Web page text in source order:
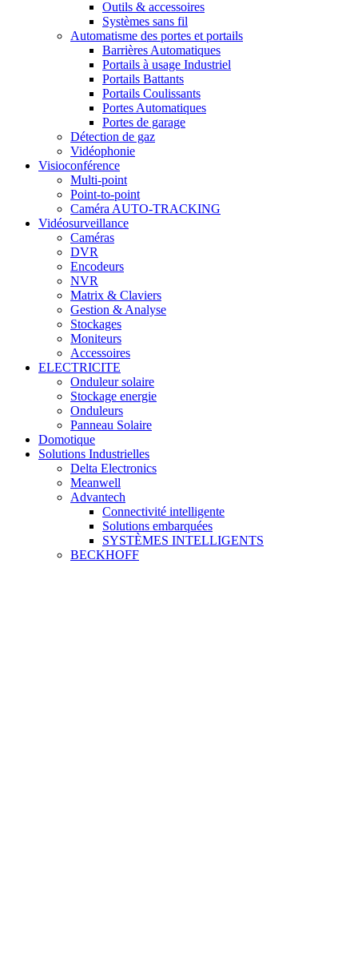
Outils & accessoires
Systèmes sans fil
Automatisme des portes et portails
Barrières Automatiques
Portails à usage Industriel
Portails Battants
Portails Coulissants
Portes Automatiques
Portes de garage
Détection de gaz
Vidéophonie
Visioconférence
Multi-point
Point-to-point
Caméra AUTO-TRACKING
Vidéosurveillance
Caméras
DVR
Encodeurs
NVR
Matrix & Claviers
Gestion & Analyse
Stockages
Moniteurs
Accessoires
ELECTRICITE
Onduleur solaire
Stockage energie
Onduleurs
Panneau Solaire
Domotique
Solutions Industrielles
Delta Electronics
Meanwell
Advantech
Connectivité intelligente
Solutions embarquées
SYSTÈMES INTELLIGENTS
BECKHOFF